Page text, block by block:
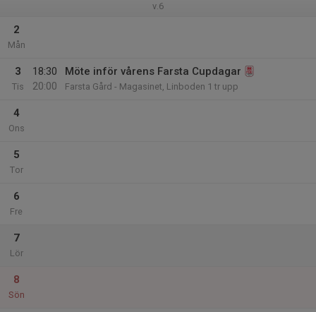
v.6
2
Mån
3
Tis
18:30
20:00
Möte inför vårens Farsta Cupdagar
Farsta Gård - Magasinet, Linboden 1 tr upp
4
Ons
5
Tor
6
Fre
7
Lör
8
Sön